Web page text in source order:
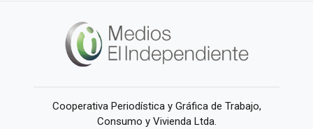
Cooperativa Periodística y Gráfica de Trabajo,
Consumo y Vivienda Ltda.